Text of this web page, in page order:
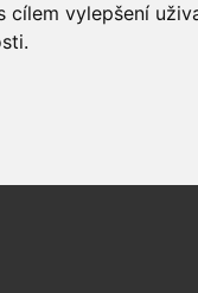
vylepšení